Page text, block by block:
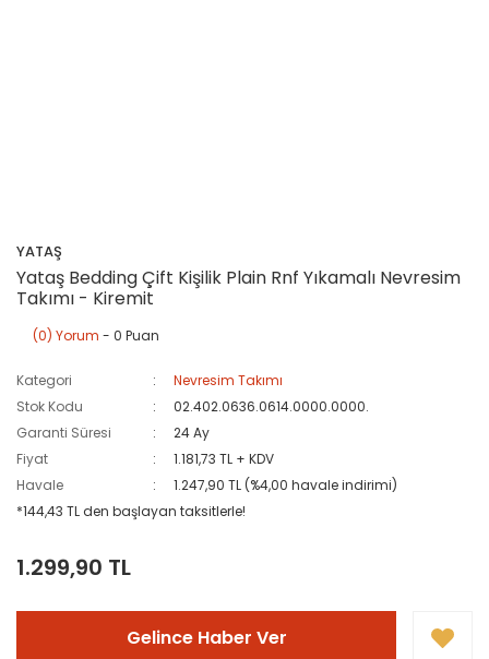
YATAŞ
Yataş Bedding Çift Kişilik Plain Rnf Yıkamalı Nevresim
Takımı - Kiremit
(0) Yorum - 0 Puan
Kategori
Nevresim Takımı
Stok Kodu
02.402.0636.0614.0000.0000.
Garanti Süresi
24 Ay
Fiyat
1.181,73 TL + KDV
Havale
1.247,90 TL (%4,00 havale indirimi)
*144,43 TL den başlayan taksitlerle!
1.299,90 TL
Gelince Haber Ver